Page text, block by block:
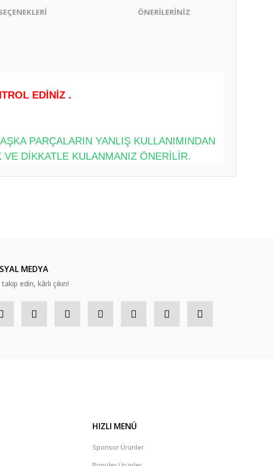
ÖNERİLERİNİZ
EDİNİZ .
PARÇALARIN YANLIŞ KULLANIMINDAN
DİKKATLE KULANMANIZ ÖNERİLİR.
MEDYA
edin, kârlı çıkın!
HIZLI MENÜ
Sponsor Ürünler